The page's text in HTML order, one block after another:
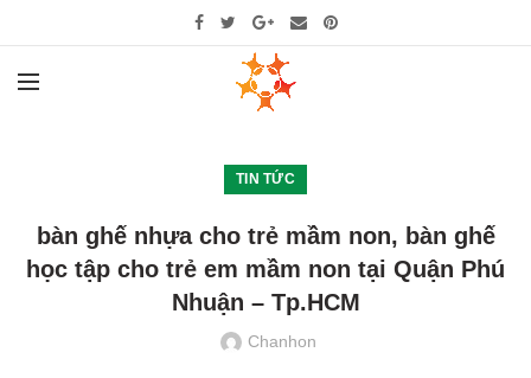
TIN TỨC
bàn ghế nhựa cho trẻ mầm non, bàn ghế
học tập cho trẻ em mầm non tại Quận Phú
Nhuận – Tp.HCM
Chanhon